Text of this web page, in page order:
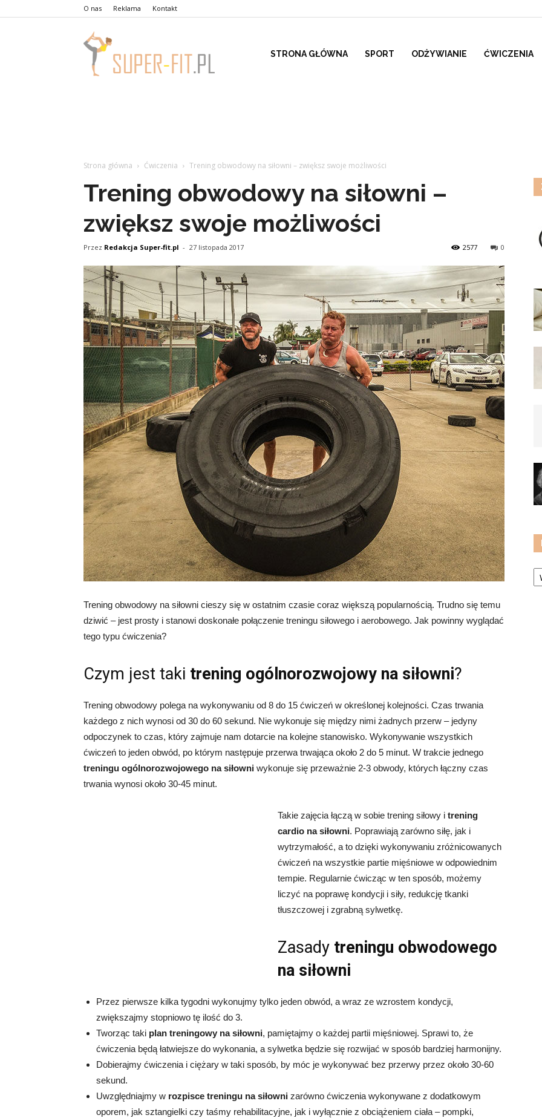
O nas Reklama Kontakt
STRONA GŁÓWNA SPORT ODŻYWIANIE ĆWICZENIA
Strona główna Ćwiczenia Trening obwodowy na siłowni – zwiększ swoje możliwości
Trening obwodowy na siłowni –
zwiększ swoje możliwości
Przez Redakcja Super-fit.pl - 27 listopada 2017 0
2577
Trening obwodowy na siłowni cieszy się w ostatnim czasie coraz większą popularnością. Trudno się temu
dziwić – jest prosty i stanowi doskonałe połączenie treningu siłowego i aerobowego. Jak powinny wyglądać
tego typu ćwiczenia?
Czym jest taki trening ogólnorozwojowy na siłowni?
Trening obwodowy polega na wykonywaniu od 8 do 15 ćwiczeń w określonej kolejności. Czas trwania
każdego z nich wynosi od 30 do 60 sekund. Nie wykonuje się między nimi żadnych przerw – jedyny
odpoczynek to czas, który zajmuje nam dotarcie na kolejne stanowisko. Wykonywanie wszystkich
ćwiczeń to jeden obwód, po którym następuje przerwa trwająca około 2 do 5 minut. W trakcie jednego
treningu ogólnorozwojowego na siłowni wykonuje się przeważnie 2-3 obwody, których łączny czas
trwania wynosi około 30-45 minut.
Takie zajęcia łączą w sobie trening siłowy i trening
cardio na siłowni. Poprawiają zarówno siłę, jak i
wytrzymałość, a to dzięki wykonywaniu zróżnicowanych
ćwiczeń na wszystkie partie mięśniowe w odpowiednim
tempie. Regularnie ćwicząc w ten sposób, możemy
liczyć na poprawę kondycji i siły, redukcję tkanki
tłuszczowej i zgrabną sylwetkę.
Zasady treningu obwodowego
na siłowni
Przez pierwsze kilka tygodni wykonujmy tylko jeden obwód, a wraz ze wzrostem kondycji,
zwiększajmy stopniowo tę ilość do 3.
Tworząc taki plan treningowy na siłowni, pamiętajmy o każdej partii mięśniowej. Sprawi to, że
ćwiczenia będą łatwiejsze do wykonania, a sylwetka będzie się rozwijać w sposób bardziej harmonijny.
Dobierajmy ćwiczenia i ciężary w taki sposób, by móc je wykonywać bez przerwy przez około 30-60
sekund.
Uwzględniajmy w rozpisce treningu na siłowni zarówno ćwiczenia wykonywane z dodatkowym
oporem, jak sztangielki czy taśmy rehabilitacyjne, jak i wyłącznie z obciążeniem ciała – pompki,